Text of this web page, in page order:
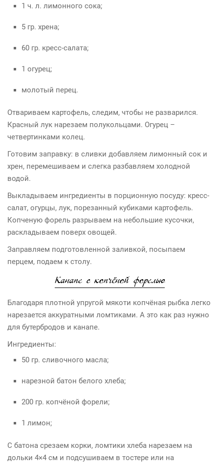
1 ч. л. лимонного сока;
5 гр. хрена;
60 гр. кресс-салата;
1 огурец;
молотый перец.
Отвариваем картофель, следим, чтобы не разварился.
Красный лук нарезаем полукольцами. Огурец –
четвертинками колец.
Готовим заправку: в сливки добавляем лимонный сок и
хрен, перемешиваем и слегка разбавляем холодной
водой.
Выкладываем ингредиенты в порционную посуду: кресс-
салат, огурцы, лук, порезанный кубиками картофель.
Копченую форель разрываем на небольшие кусочки,
раскладываем поверх овощей.
Заправляем подготовленной заливкой, посыпаем
перцем, подаем к столу.
Канапе с копчёной форелью
Благодаря плотной упругой мякоти копчёная рыбка легко
нарезается аккуратными ломтиками. А это как раз нужно
для бутербродов и канапе.
Ингредиенты:
50 гр. сливочного масла;
нарезной батон белого хлеба;
200 гр. копчёной форели;
1 лимон;
С батона срезаем корки, ломтики хлеба нарезаем на
дольки 4×4 см и подсушиваем в тостере или на